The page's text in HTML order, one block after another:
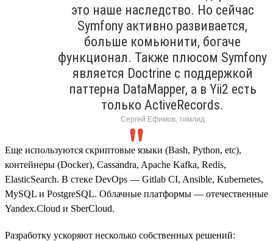
это наше наследство. Но сейчас
Symfony активно развивается,
больше комьюнити, богаче
функционал. Также плюсом Symfony
является Doctrine с поддержкой
паттерна DataMapper, а в Yii2 есть
только ActiveRecords.
Сергей Ефимов, тимлид
Еще используются скриптовые языки (Bash, Python, etc),
контейнеры (Docker), Cassandra, Apache Kafka, Redis,
ElasticSearch. В стеке DevOps — Gitlab CI, Ansible, Kubernetes,
MySQL и PostgreSQL. Облачные платформы — отечественные
Yandex.Cloud и SberCloud.
Разработку ускоряют несколько собственных решений: